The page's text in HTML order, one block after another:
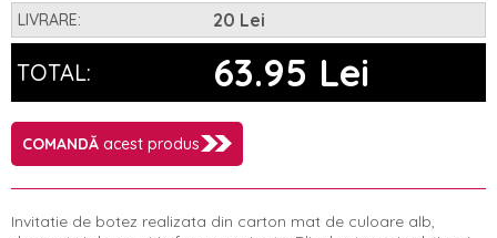
LIVRARE: 20 Lei
TOTAL: 63.95 Lei
COMANDĂ acest produs
Invitatie de botez realizata din carton mat de culoare alb,